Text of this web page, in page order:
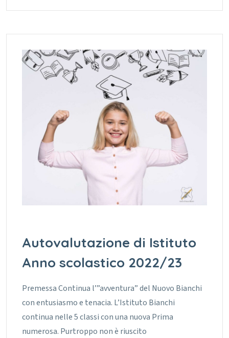
Autovalutazione di Istituto
Anno scolastico 2022/23
Premessa Continua l’”avventura” del Nuovo Bianchi
con entusiasmo e tenacia. L’Istituto Bianchi
continua nelle 5 classi con una nuova Prima
numerosa. Purtroppo non è riuscito